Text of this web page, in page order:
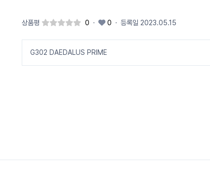
상품평 0 · 0 · 등록일 2023.05.15
G302 DAEDALUS PRIME